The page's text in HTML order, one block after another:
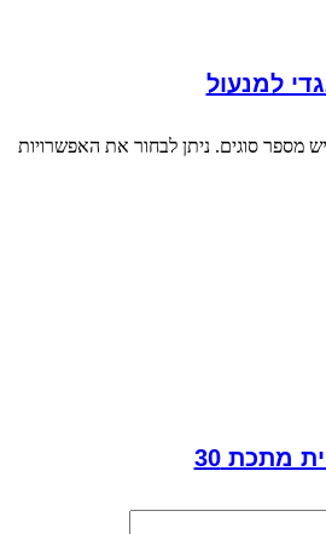
למנעול
מספר סוגים. ניתן לבחור את האפשרויות
מתכת 30